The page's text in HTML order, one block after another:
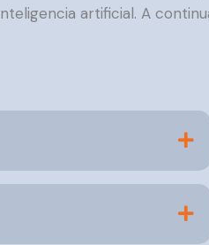
artificial. A